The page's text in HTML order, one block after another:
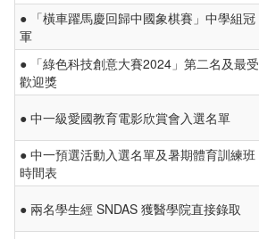
● 「橫車躍馬慶回歸中國象棋賽」中學組冠
軍
● 「綠色科技創意大賽2024」第二名及最受
歡迎獎
● 中一級愛國教育電影欣賞會入選名單
● 中一預選活動入選名單及暑期體育訓練班
時間表
● 兩名學生經 SNDAS 獲醫學院直接錄取